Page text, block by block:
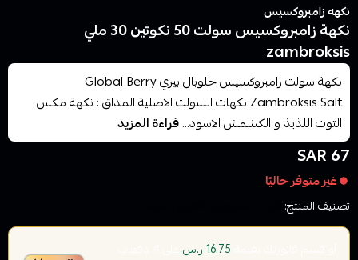
نكهه زامبروكسيس
نكهة زامبروكسيس سولت 50 نكوتين 30 ملي
zambroksis
نكهة سولت زامبروكسيس جلوبال بيري Global Berry
Zambroksis Salt نكهات السولت الاصلية المذاق : نكهة مكس
التوت اللذيذ و الكشمش الاسود...قراءة المزيد
67 SAR
غير متوفر حاليًا
تصنيف المنتج:
16.75 ر.س